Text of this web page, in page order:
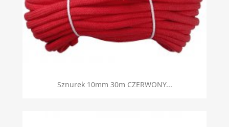
Sznurek 10mm 30m CZERWONY...